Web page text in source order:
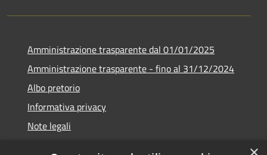
Amministrazione trasparente dal 01/01/2025
Amministrazione trasparente - fino al 31/12/2024
Albo pretorio
Informativa privacy
Note legali